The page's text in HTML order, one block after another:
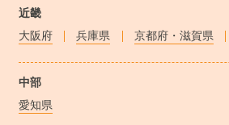
近畿
大阪府
兵庫県 京都府・滋賀県
中部
愛知県